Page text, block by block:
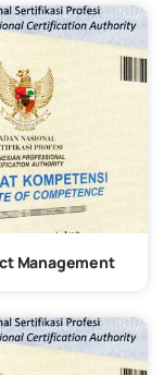
Management